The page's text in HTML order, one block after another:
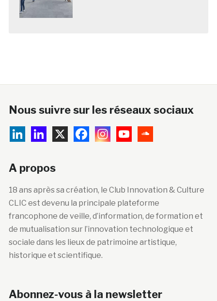
Nous suivre sur les réseaux sociaux
A propos
18 ans après sa création, le Club Innovation & Culture
CLIC est devenu la principale plateforme
francophone de veille, d’information, de formation et
de mutualisation sur l’innovation technologique et
sociale dans les lieux de patrimoine artistique,
historique et scientifique.
Abonnez-vous à la newsletter